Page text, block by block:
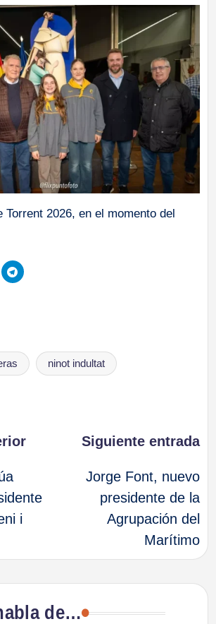
Torrent 2026, en el momento del
ninot indultat
i
Siguiente entrada
Jorge Font, nuevo
presidente de la
Agrupación del
Marítimo
de…